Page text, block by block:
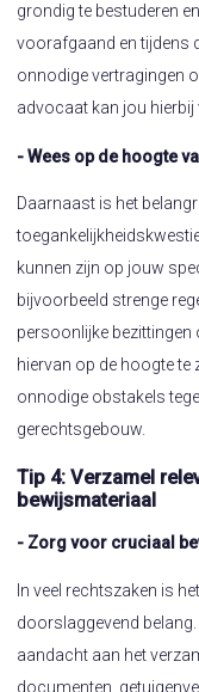
grondig te bestuderen
voorafgaand en tijdens
onnodige vertragingen
advocaat kan jou
- Wees op de hoogte
Daarnaast is het
kunnen zijn op jouw
bijvoorbeeld strenge
persoonlijke bezittingen
hiervan op de hoogte te
onnodige obstakels
gerechtsgebouw.
Tip 4: Verzamel
bewijsmateriaal
- Zorg voor cruciaal
In veel rechtszaken is
doorslaggevend
aandacht aan het
documenten,